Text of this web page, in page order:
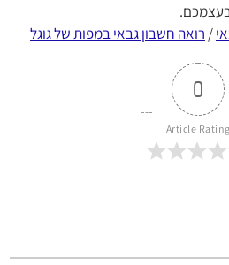
בעצמכם.
/ רואה חשבון גבאי במפות של גוגל
0
Article Rating